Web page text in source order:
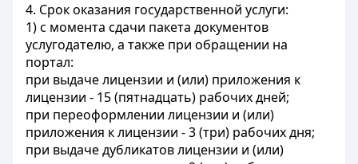
4. Срок оказания государственной услуги:
1) с момента сдачи пакета документов
услугодателю, а также при обращении на
портал:
при выдаче лицензии и (или) приложения к
лицензии - 15 (пятнадцать) рабочих дней;
при переоформлении лицензии и (или)
приложения к лицензии - 3 (три) рабочих дня;
при выдаче дубликатов лицензии и (или)